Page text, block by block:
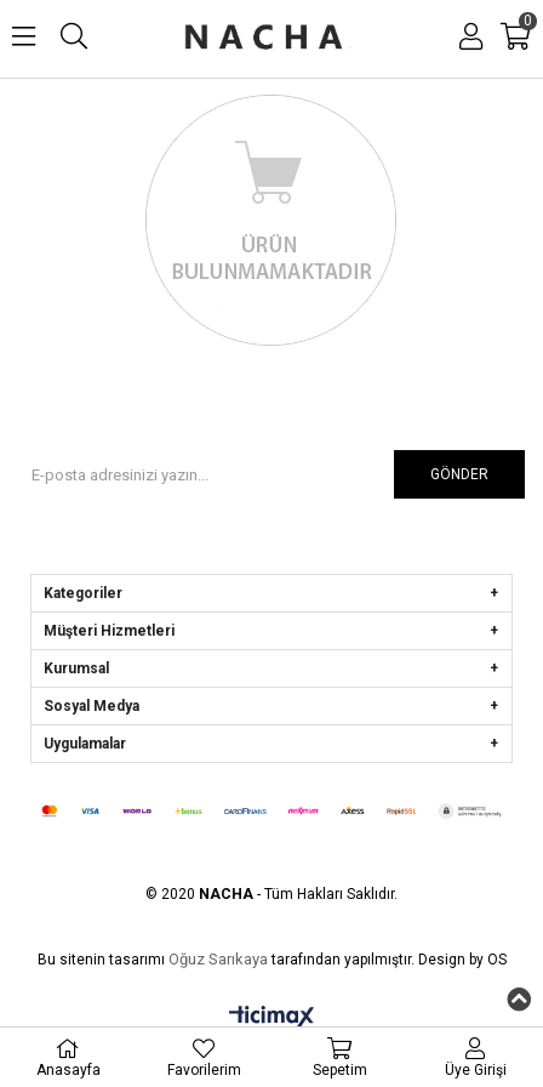
0
GÖNDER
Kategoriler
Müşteri Hizmetleri
Kurumsal
Sosyal Medya
Uygulamalar
© 2020 NACHA - Tüm Hakları Saklıdır.
Bu sitenin tasarımı Oğuz Sarıkaya tarafından yapılmıştır. Design by OS
Anasayfa Favorilerim Sepetim Üye Girişi